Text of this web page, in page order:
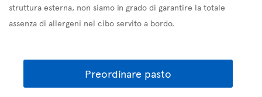
struttura esterna, non siamo in grado di garantire la totale
assenza di allergeni nel cibo servito a bordo.
Preordinare pasto